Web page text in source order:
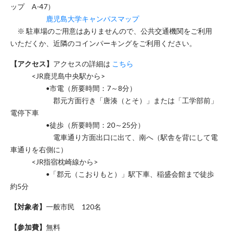
ップ A-47）
鹿児島大学キャンパスマップ
※ 駐車場のご用意はありませんので、公共交通機関をご利用
いただくか、近隣のコインパーキングをご利用ください。
【アクセス】 アクセスの詳細は こちら
<JR鹿児島中央駅から>
•市電（所要時間：7～8分）
郡元方面行き「唐湊（とそ）」または「工学部前」
電停下車
•徒歩（所要時間：20～25分）
電車通り方面出口に出て、南へ（駅舎を背にして電
車通りを右側に）
<JR指宿枕崎線から>
•「郡元（こおりもと）」駅下車、稲盛会館まで徒歩
約5分
【対象者】 一般市民 120名
【参加費】 無料